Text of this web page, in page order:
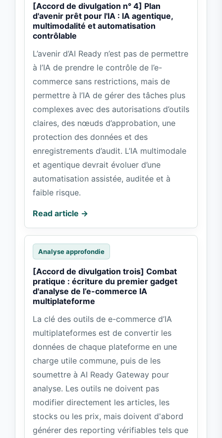
[Accord de divulgation n° 4] Plan
d'avenir prêt pour l'IA : IA agentique,
multimodalité et automatisation
contrôlable
L’avenir d’AI Ready n’est pas de permettre
à l’IA de prendre le contrôle de l’e-
commerce sans restrictions, mais de
permettre à l’IA de gérer des tâches plus
complexes avec des autorisations d’outils
claires, des nœuds d’approbation, une
protection des données et des
enregistrements d’audit. L’IA multimodale
et agentique devrait évoluer d’une
automatisation assistée, auditée et à
faible risque.
Read article →
Analyse approfondie
[Accord de divulgation trois] Combat
pratique : écriture du premier gadget
d'analyse de l’e-commerce IA
multiplateforme
La clé des outils de e-commerce d’IA
multiplateformes est de convertir les
données de chaque plateforme en une
charge utile commune, puis de les
soumettre à AI Ready Gateway pour
analyse. Les outils ne doivent pas
modifier directement les articles, les
stocks ou les prix, mais doivent d'abord
générer des reporting vérifiables tels que